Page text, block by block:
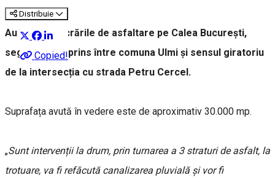
Distribuie
Copied!
Au început lucrările de asfaltare pe Calea București,
segmentul cuprins între comuna Ulmi și sensul giratoriu
de la intersecția cu strada Petru Cercel.
Suprafața avută în vedere este de aproximativ 30.000 mp.
„Sunt intervenții la drum, prin turnarea a 3 straturi de asfalt, la
trotuare, va fi refăcută canalizarea pluvială și vor fi